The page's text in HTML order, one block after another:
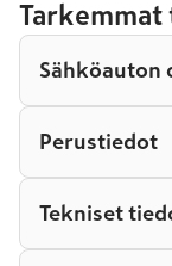
Sähköauton
Perustiedot
Tekniset